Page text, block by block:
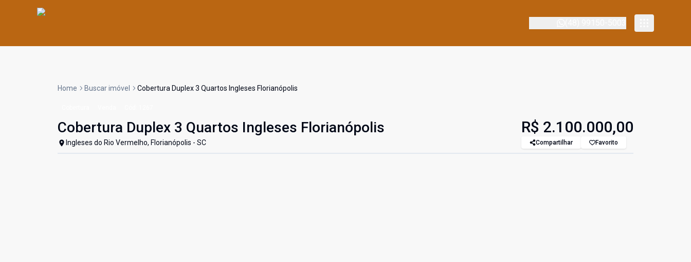
Home Buscar imóvel Cobertura Duplex 3 Quartos Ingleses Florianópolis
Cobertura Duplex 3 Quartos Ingleses Florianópolis
Ingleses do Rio Vermelho, Florianópolis - SC
R$ 2.100.000,00
Compartilhar Favorito